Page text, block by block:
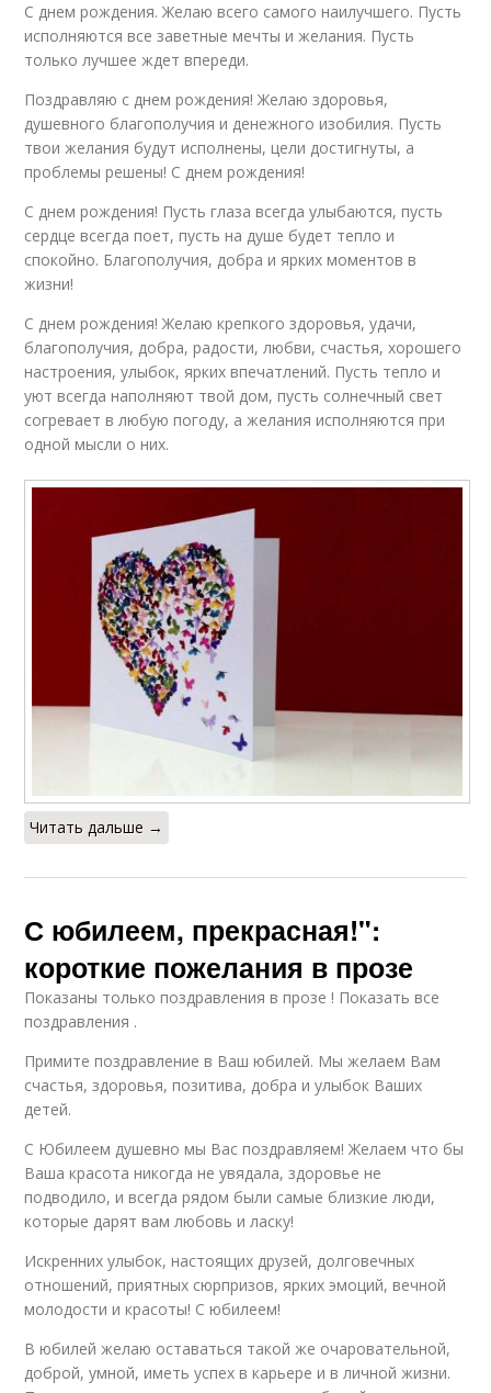
С днем рождения. Желаю всего самого наилучшего. Пусть
исполняются все заветные мечты и желания. Пусть
только лучшее ждет впереди.
Поздравляю с днем рождения! Желаю здоровья,
душевного благополучия и денежного изобилия. Пусть
твои желания будут исполнены, цели достигнуты, а
проблемы решены! С днем рождения!
С днем рождения! Пусть глаза всегда улыбаются, пусть
сердце всегда поет, пусть на душе будет тепло и
спокойно. Благополучия, добра и ярких моментов в
жизни!
С днем рождения! Желаю крепкого здоровья, удачи,
благополучия, добра, радости, любви, счастья, хорошего
настроения, улыбок, ярких впечатлений. Пусть тепло и
уют всегда наполняют твой дом, пусть солнечный свет
согревает в любую погоду, а желания исполняются при
одной мысли о них.
Читать дальше →
С юбилеем, прекрасная!":
короткие пожелания в прозе
Показаны только поздравления в прозе ! Показать все
поздравления .
Примите поздравление в Ваш юбилей. Мы желаем Вам
счастья, здоровья, позитива, добра и улыбок Ваших
детей.
С Юбилеем душевно мы Вас поздравляем! Желаем что бы
Ваша красота никогда не увядала, здоровье не
подводило, и всегда рядом были самые близкие люди,
которые дарят вам любовь и ласку!
Искренних улыбок, настоящих друзей, долговечных
отношений, приятных сюрпризов, ярких эмоций, вечной
молодости и красоты! С юбилеем!
В юбилей желаю оставаться такой же очаровательной,
доброй, умной, иметь успех в карьере и в личной жизни.